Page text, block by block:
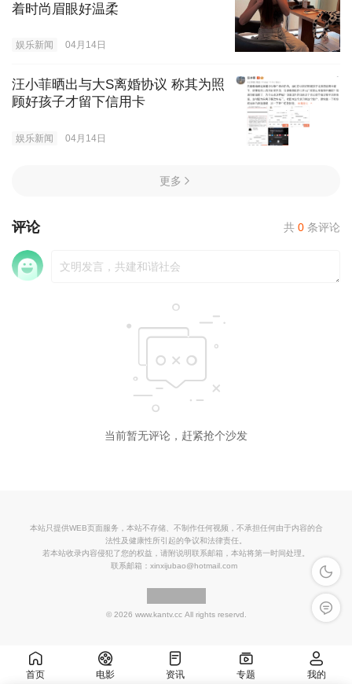
着时尚眉眼好温柔
娱乐新闻 04月14日
汪小菲晒出与大S离婚协议 称其为照
顾好孩子才留下信用卡
娱乐新闻 04月14日
更多
评论 共 0 条评论
当前暂无评论，赶紧抢个沙发
深色模
留言反
本站只提供WEB页面服务，本站不存储、不制作任何视频，不承担任何由于内容的合
法性及健康性所引起的争议和法律责任。
若本站收录内容侵犯了您的权益，请附说明联系邮箱，本站将第一时间处理。
联系邮箱： xinxijubao@hotmail.com
© 2026 www.kantv.cc All rights reservd.
首页 电影 资讯 专题 我的